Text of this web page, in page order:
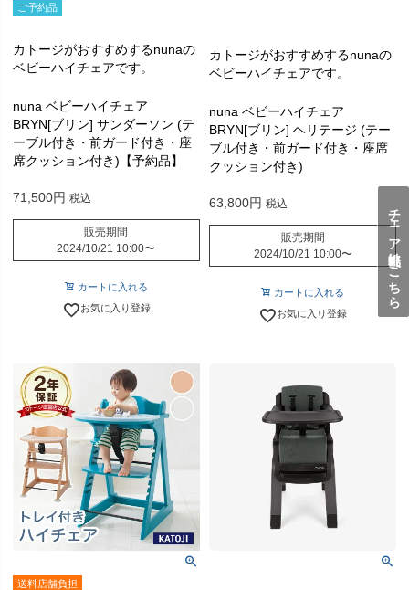
チェア比較表はこちら
ご予約品
カトージがおすすめするnunaの
ベビーハイチェアです。
nuna ベビーハイチェア
BRYN[ブリン] サンダーソン (テ
ーブル付き・前ガード付き・座
席クッション付き)【予約品】
71,500 税込
販売期間
2024/10/21 10:00〜
カートに入れる
お気に入り登録
カトージがおすすめするnunaの
ベビーハイチェアです。
nuna ベビーハイチェア
BRYN[ブリン] ヘリテージ (テー
ブル付き・前ガード付き・座席
クッション付き)
63,800 税込
販売期間
2024/10/21 10:00〜
カートに入れる
お気に入り登録
送料店舗負担